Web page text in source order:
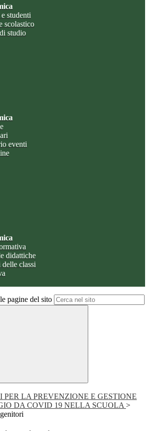
studenti
scolastico
studio
eventi
didattiche
classi
pagine del sito
LA PREVENZIONE E GESTIONE
DA COVID 19 NELLA SCUOLA >